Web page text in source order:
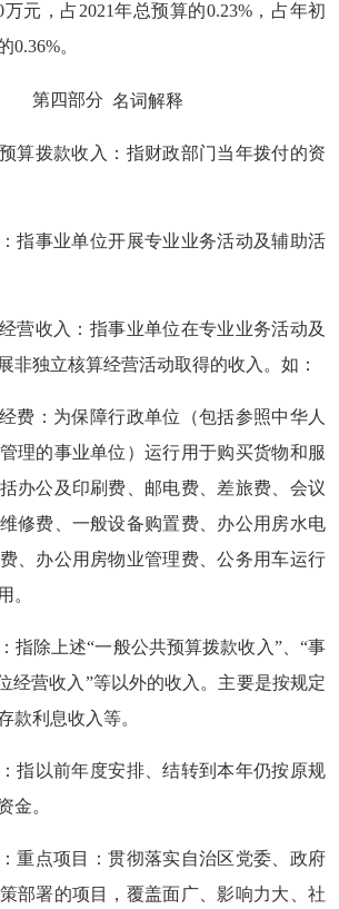
元，占2021年总预算的0.23%，占年初
0.36%。
第四部分 名词解释
算拨款收入：指财政部门当年拨付的资
指事业单位开展专业业务活动及辅助活
营收入：指事业单位在专业业务活动及
非独立核算经营活动取得的收入。如：
费：为保障行政单位（包括参照中华人
理的事业单位）运行用于购买货物和服
办公及印刷费、邮电费、差旅费、会议
修费、一般设备购置费、办公用房水电
、办公用房物业管理费、公务用车运行
。
指除上述“一般公共预算拨款收入”、“事
经营收入”等以外的收入。主要是按规定
款利息收入等。
指以前年度安排、结转到本年仍按原规
金。
重点项目：贯彻落实自治区党委、政府
部署的项目，覆盖面广、影响力大、社